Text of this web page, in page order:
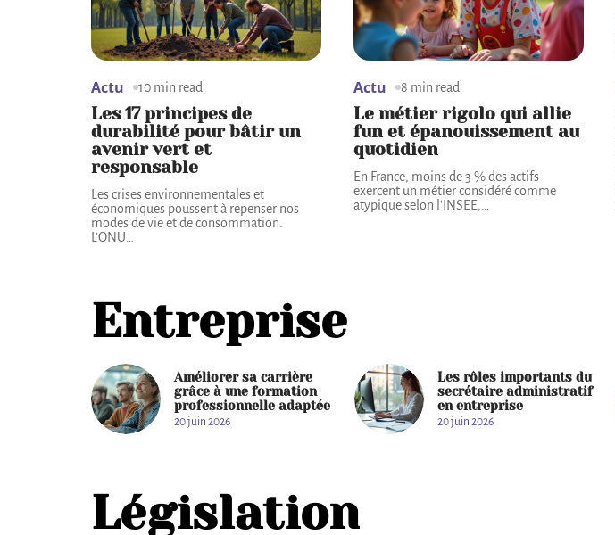
Actu 10 min read
Les 17 principes de
durabilité pour bâtir un
avenir vert et
responsable
Les crises environnementales et
économiques poussent à repenser nos
modes de vie et de consommation.
L'ONU…
Actu 8 min read
Le métier rigolo qui allie
fun et épanouissement au
quotidien
En France, moins de 3 % des actifs
exercent un métier considéré comme
atypique selon l'INSEE,…
Entreprise
Améliorer sa carrière
grâce à une formation
professionnelle adaptée
20 juin 2026
Les rôles importants du
secrétaire administratif
en entreprise
20 juin 2026
Législation